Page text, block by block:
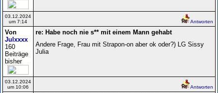
03.12.2024
um 7:14
Antworten
Von
Julxxxx
160
Beiträge
bisher
re: Habe noch nie s** mit einem Mann gehabt
Andere Frage, Frau mit Strapon-on aber ok oder?) LG Sissy
Julia
03.12.2024
um 10:06
Antworten